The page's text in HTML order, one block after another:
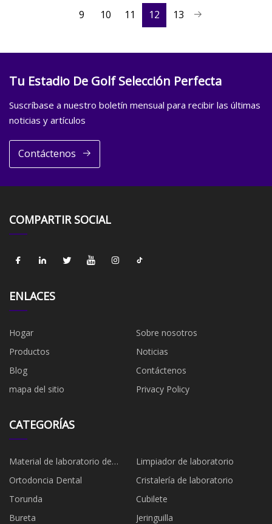
9 10 11 12 13
Tu Estadio De Golf Selección Perfecta
Suscríbase a nuestro boletín mensual para recibir las últimas
noticias y artículos
Contáctenos
COMPARTIR SOCIAL
ENLACES
Hogar
Sobre nosotros
Productos
Noticias
Blog
Contáctenos
mapa del sitio
Privacy Policy
CATEGORÍAS
Material de laboratorio de
plástico
Limpiador de laboratorio
Ortodoncia Dental
Cristalería de laboratorio
Torunda
Cubilete
Bureta
Jeringuilla